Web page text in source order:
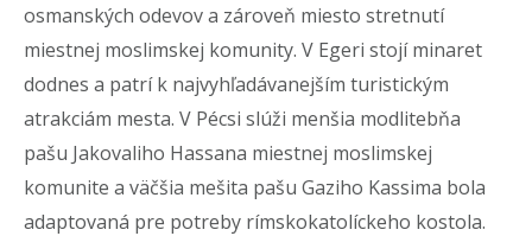
osmanských odevov a zároveň miesto stretnutí
miestnej moslimskej komunity. V Egeri stojí minaret
dodnes a patrí k najvyhľadávanejším turistickým
atrakciám mesta. V Pécsi slúži menšia modlitebňa
pašu Jakovaliho Hassana miestnej moslimskej
komunite a väčšia mešita pašu Gaziho Kassima bola
adaptovaná pre potreby rímskokatolíckeho kostola.